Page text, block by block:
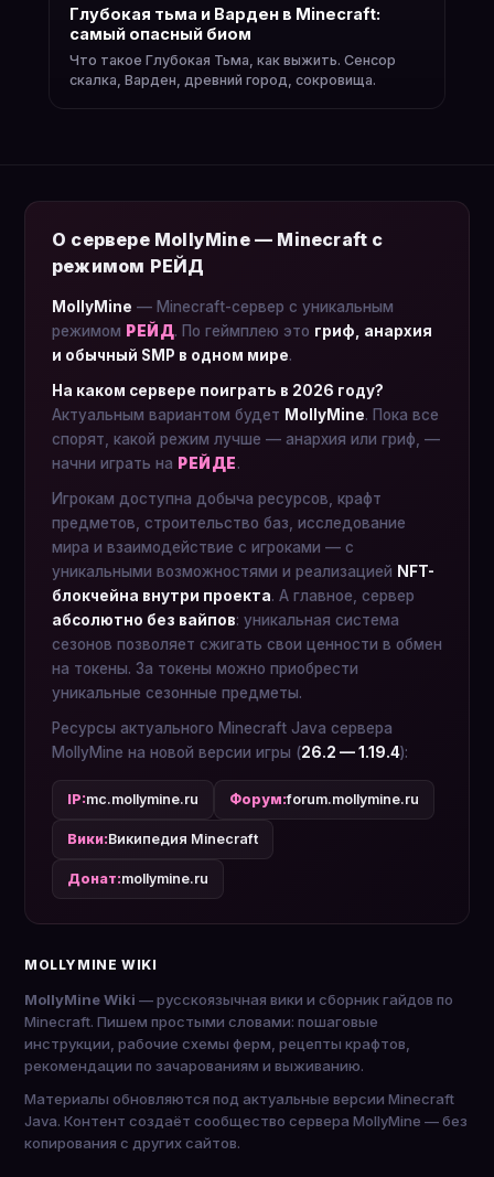
Глубокая тьма и Варден в Minecraft:
самый опасный биом
Что такое Глубокая Тьма, как выжить. Сенсор
скалка, Варден, древний город, сокровища.
О сервере MollyMine — Minecraft с
режимом РЕЙД
MollyMine — Minecraft-сервер с уникальным
режимом РЕЙД. По геймплею это гриф, анархия
и обычный SMP в одном мире.
На каком сервере поиграть в 2026 году?
Актуальным вариантом будет MollyMine. Пока все
спорят, какой режим лучше — анархия или гриф, —
начни играть на РЕЙДЕ.
Игрокам доступна добыча ресурсов, крафт
предметов, строительство баз, исследование
мира и взаимодействие с игроками — с
уникальными возможностями и реализацией NFT-
блокчейна внутри проекта. А главное, сервер
абсолютно без вайпов: уникальная система
сезонов позволяет сжигать свои ценности в обмен
на токены. За токены можно приобрести
уникальные сезонные предметы.
Ресурсы актуального Minecraft Java сервера
MollyMine на новой версии игры (26.2 — 1.19.4):
IP:mc.mollymine.ru Форум:forum.mollymine.ru
Вики:Википедия Minecraft
Донат:mollymine.ru
MOLLYMINE WIKI
MollyMine Wiki — русскоязычная вики и сборник гайдов по
Minecraft. Пишем простыми словами: пошаговые
инструкции, рабочие схемы ферм, рецепты крафтов,
рекомендации по зачарованиям и выживанию.
Материалы обновляются под актуальные версии Minecraft
Java. Контент создаёт сообщество сервера MollyMine — без
копирования с других сайтов.